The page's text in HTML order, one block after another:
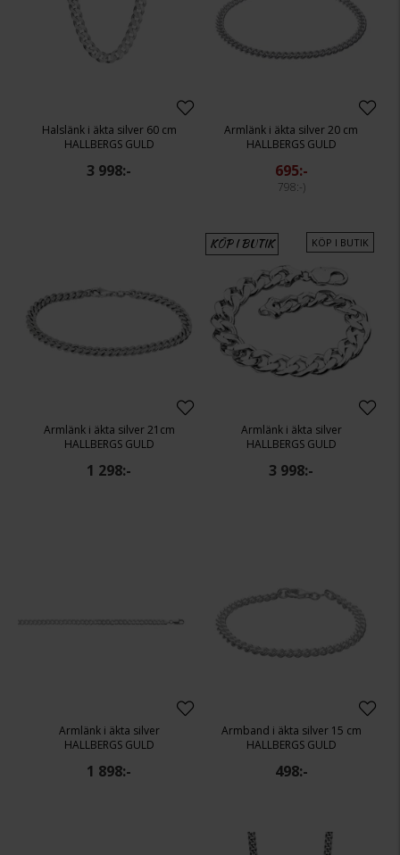
Halslänk i äkta silver 60 cm
HALLBERGS GULD
3 998:-
Armlänk i äkta silver 20 cm
HALLBERGS GULD
695:-
798:-
Armlänk i äkta silver 21cm
HALLBERGS GULD
1 298:-
KÖP I BUTIK KÖP I BUTIK
Armlänk i äkta silver
HALLBERGS GULD
3 998:-
Armlänk i äkta silver
HALLBERGS GULD
1 898:-
Armband i äkta silver 15 cm
HALLBERGS GULD
498:-